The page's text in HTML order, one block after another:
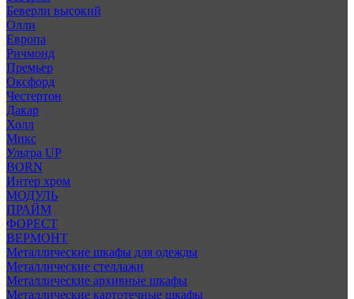
Беверли высокий
Олли
Европа
Ричмонд
Премьер
Оксфорд
Честертон
Дакар
Холл
Микс
Ультра UP
BORN
Интер хром
МОДУЛЬ
ПРАЙМ
ФОРЕСТ
ВЕРМОНТ
Металлические шкафы для одежды
Металлические стеллажи
Металлические архивные шкафы
Металлические картотечные шкафы